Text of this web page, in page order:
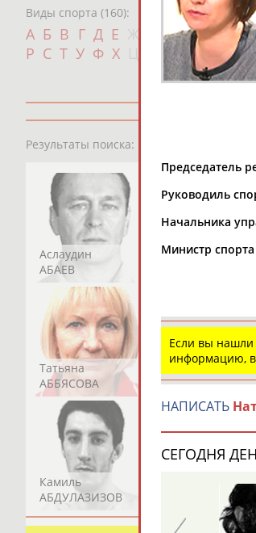
Виды спорта (160):
А Б В Г Д Е И К Л М Н
Р С Т У Ф Х Ш Щ Э Ю
Результаты поиска:
Аслаудин
АБАЕВ
Елена
Татьяна
АББЯСОВА
Акжана
АБДИКАРИМОВА
Камиль
АБДУЛАЗИЗОВ
Председатель
Руководиль
Начальника
Министр
Если вы
информацию,
НАПИСАТЬ
СЕГОДНЯ